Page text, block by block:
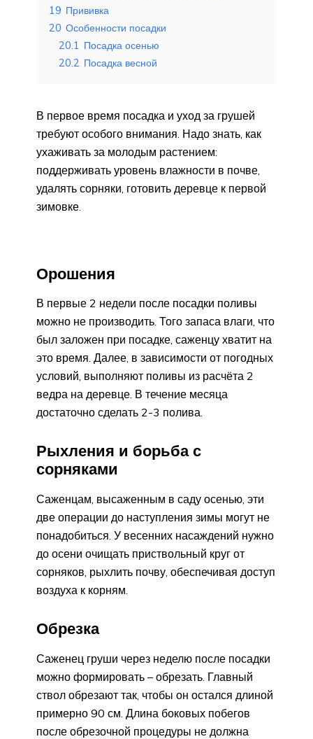
19 Прививка
20 Особенности посадки
20.1 Посадка осенью
20.2 Посадка весной
В первое время посадка и уход за грушей
требуют особого внимания. Надо знать, как
ухаживать за молодым растением:
поддерживать уровень влажности в почве,
удалять сорняки, готовить деревце к первой
зимовке.
Орошения
В первые 2 недели после посадки поливы
можно не производить. Того запаса влаги, что
был заложен при посадке, саженцу хватит на
это время. Далее, в зависимости от погодных
условий, выполняют поливы из расчёта 2
ведра на деревце. В течение месяца
достаточно сделать 2-3 полива.
Рыхления и борьба с
сорняками
Саженцам, высаженным в саду осенью, эти
две операции до наступления зимы могут не
понадобиться. У весенних насаждений нужно
до осени очищать приствольный круг от
сорняков, рыхлить почву, обеспечивая доступ
воздуха к корням.
Обрезка
Саженец груши через неделю после посадки
можно формировать – обрезать. Главный
ствол обрезают так, чтобы он остался длиной
примерно 90 см. Длина боковых побегов
после обрезочной процедуры не должна